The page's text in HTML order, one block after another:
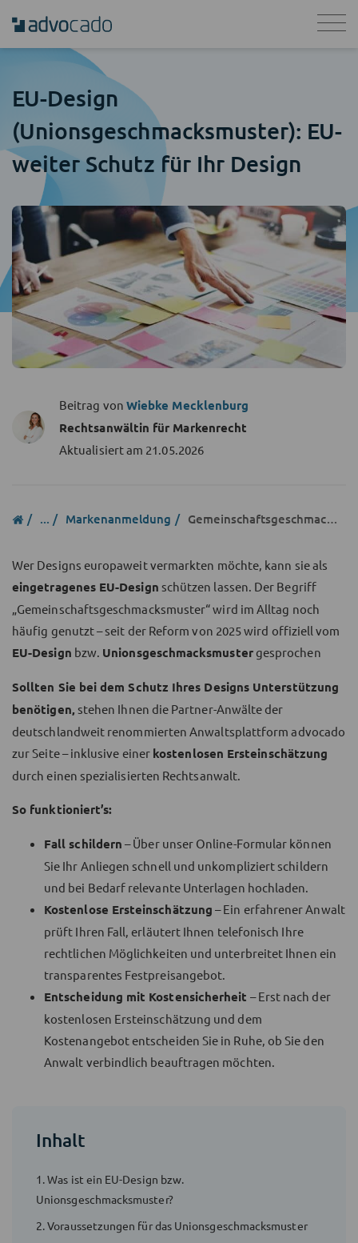
EU-Design
(Unionsgeschmacksmuster): EU-
weiter Schutz für Ihr Design
Beitrag von Wiebke Mecklenburg
Rechtsanwältin für Markenrecht
Aktualisiert am 21.05.2026
... Markenanmeldung Gemeinschaftsgeschmacksmuster
Wer Designs europaweit vermarkten möchte, kann sie als
eingetragenes EU-Design schützen lassen. Der Begriff
„Gemeinschaftsgeschmacksmuster“ wird im Alltag noch
häufig genutzt – seit der Reform von 2025 wird offiziell vom
EU-Design bzw. Unionsgeschmacksmustergesprochen
Sollten Sie bei dem Schutz Ihres Designs Unterstützung
benötigen, stehen Ihnen die Partner-Anwälte der
deutschlandweit renommierten Anwaltsplattform advocado
zur Seite – inklusive einer kostenlosen Ersteinschätzung
durch einen spezialisierten Rechtsanwalt.
So funktioniert’s:
Fall schildern – Über unser Online-Formular können
Sie Ihr Anliegen schnell und unkompliziert schildern
und bei Bedarf relevante Unterlagen hochladen.
Kostenlose Ersteinschätzung – Ein erfahrener Anwalt
prüft Ihren Fall, erläutert Ihnen telefonisch Ihre
rechtlichen Möglichkeiten und unterbreitet Ihnen ein
transparentes Festpreisangebot.
Entscheidung mit Kostensicherheit – Erst nach der
kostenlosen Ersteinschätzung und dem
Kostenangebot entscheiden Sie in Ruhe, ob Sie den
Anwalt verbindlich beauftragen möchten.
Inhalt
1. Was ist ein EU-Design bzw.
Unionsgeschmacksmuster?
2. Voraussetzungen für das Unionsgeschmacksmuster